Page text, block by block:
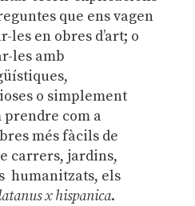
que ens vagen
en obres d’art; o
les amb
o simplement
prendre com a
més fàcils de
carrers, jardins,
humanitzats, els
x hispanica.